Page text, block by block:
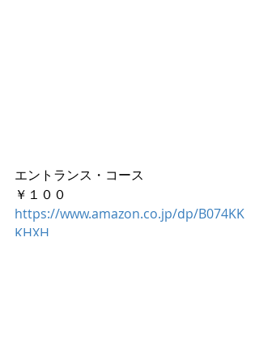
エントランス・コース
￥１００
https://www.amazon.co.jp/dp/B074KK
KHXH